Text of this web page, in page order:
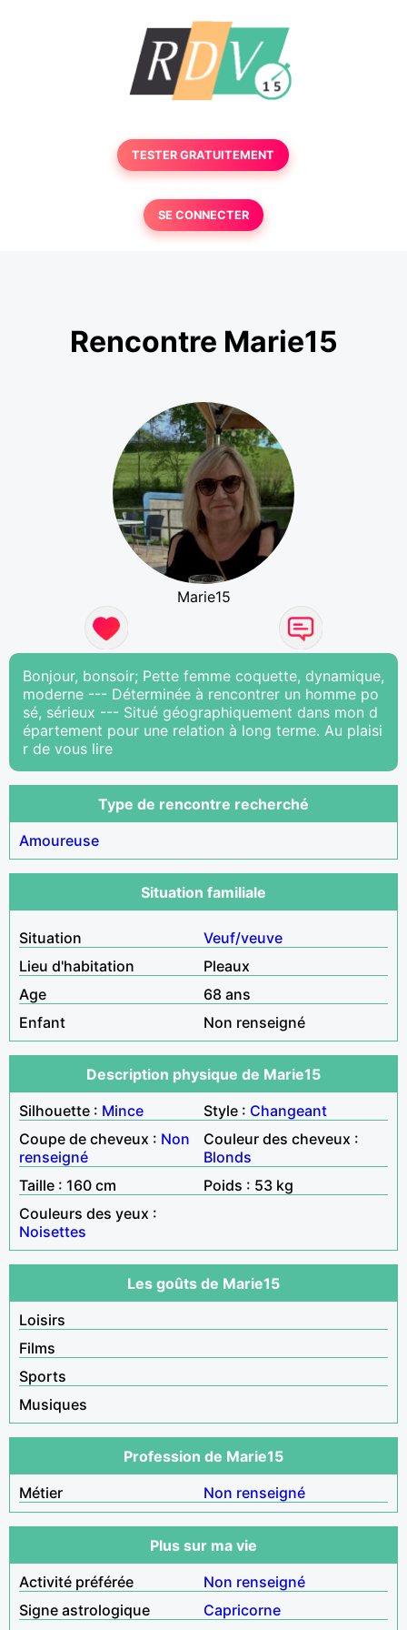
TESTER GRATUITEMENT
SE CONNECTER
Rencontre Marie15
Marie15
Bonjour, bonsoir; Pette femme coquette, dynamique,
moderne --- Déterminée à rencontrer un homme po
sé, sérieux --- Situé géographiquement dans mon d
épartement pour une relation à long terme. Au plaisi
r de vous lire
Type de rencontre recherché
Amoureuse
Situation familiale
Situation
Veuf/veuve
Lieu d'habitation
Pleaux
Age
68 ans
Enfant
Non renseigné
Description physique de Marie15
Silhouette : Mince Style : Changeant
Coupe de cheveux : Non
renseigné
Couleur des cheveux :
Blonds
Taille : 160 cm
Poids : 53 kg
Couleurs des yeux :
Noisettes
Les goûts de Marie15
Loisirs
Films
Sports
Musiques
Profession de Marie15
Métier
Non renseigné
Plus sur ma vie
Activité préférée
Non renseigné
Signe astrologique
Capricorne